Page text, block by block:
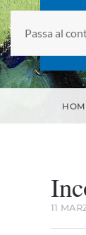
Passa al
11